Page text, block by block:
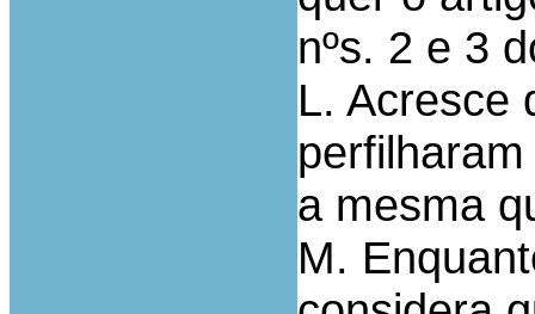
nºs. 2 e 3
L. Acresce
a mesma
M.